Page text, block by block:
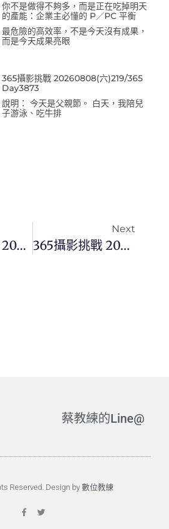
你不是做得不夠多，而是正在吃掉明天
的產能：企業主必懂的 P／PC 平衡
最危險的高效率，不是今天沒有成果，
而是今天成果亮眼
365攝影挑戰 20260808(六)219/365
Day3873
說明： 今天是父親節。 白天，我陪兒
子游泳、吃牛排
365攝影挑戰 20230610(六) 161/365 Day2698
Next
365攝影挑戰 20230611(日) 162/365 Day2699
蔡教練的Line@
Reserved. Design by 數位教練